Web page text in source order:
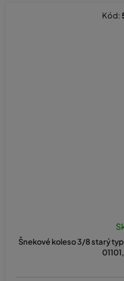
Šnekové koleso 3/8 starý
Kód: